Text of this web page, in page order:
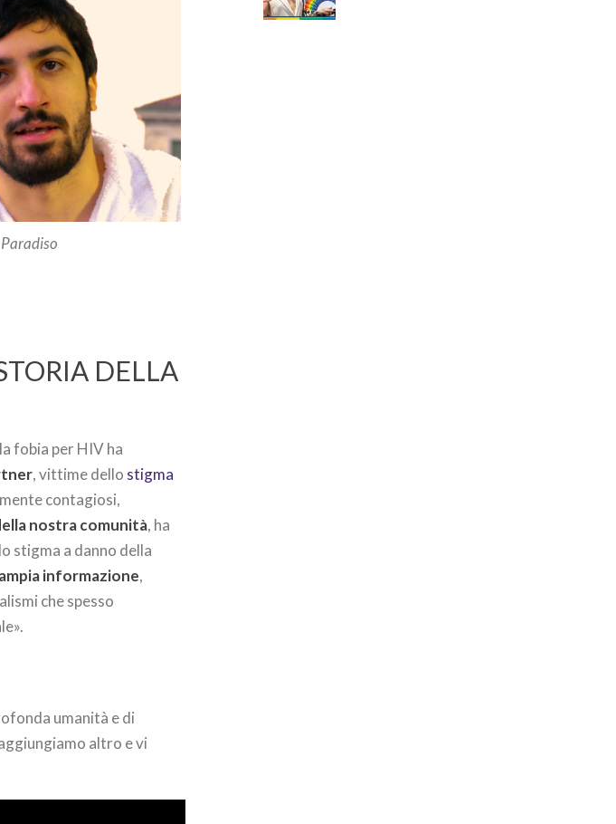
DELLA
fobia per HIV ha
, vittime dello stigma
contagiosi,
nostra comunità, ha
stigma a danno della
informazione,
che spesso
umanità e di
altro e vi